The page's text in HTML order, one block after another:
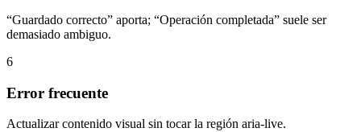
“Guardado correcto” aporta; “Operación completada” suele ser
demasiado ambiguo.
6
Error frecuente
Actualizar contenido visual sin tocar la región aria-live.